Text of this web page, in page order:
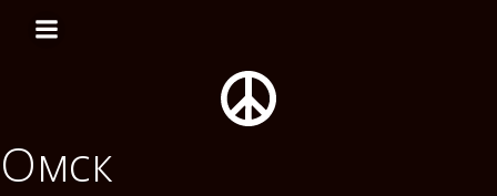
содержимому
Омск